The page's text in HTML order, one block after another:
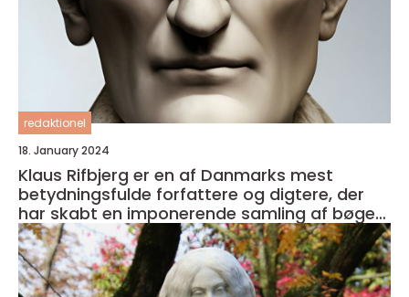
redaktionel
18. January 2024
Klaus Rifbjerg er en af Danmarks mest
betydningsfulde forfattere og digtere, der
har skabt en imponerende samling af bøger i
sin karriere